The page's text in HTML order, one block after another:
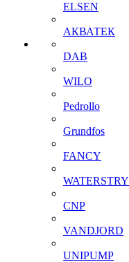
ELSEN
АКВАТЕК
DAB
WILO
Pedrollo
Grundfos
FANCY
WATERSTRY
CNP
VANDJORD
UNIPUMP